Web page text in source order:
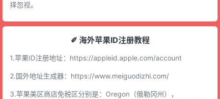
择忽视。
✐ 海外苹果ID注册教程
1.苹果ID注册地址： https://appleid.apple.com/account
2.国外地址生成器： https://www.meiguodizhi.com/
3.苹果美区商店免税区分别是：Oregon（俄勒冈州），